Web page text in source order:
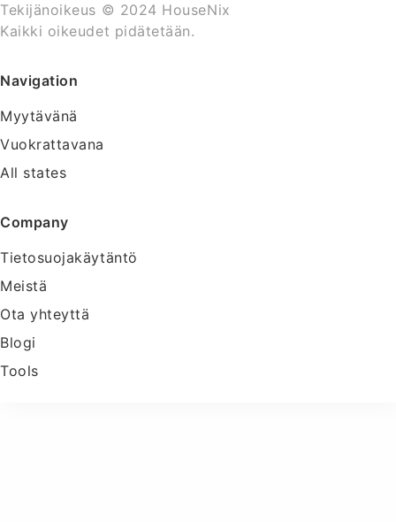
Tekijänoikeus © 2024 HouseNix
Kaikki oikeudet pidätetään.
Navigation
Myytävänä
Vuokrattavana
All states
Company
Tietosuojakäytäntö
Meistä
Ota yhteyttä
Blogi
Tools